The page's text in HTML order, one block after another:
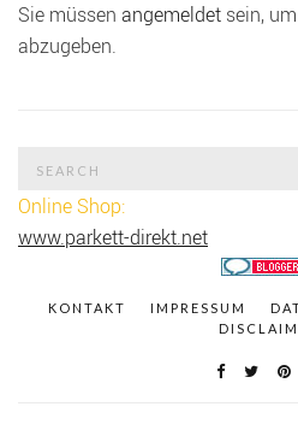
Sie müssen angemeldet sein,
abzugeben.
Online Shop:
www.parkett-direkt.net
KONTAKT IMPRESSUM